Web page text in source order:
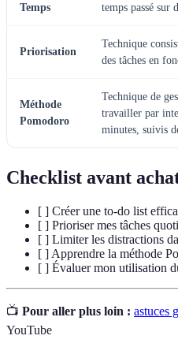
Temps
temps passé sur
Priorisation
Technique
des tâches en
Méthode
Pomodoro
Technique de
travailler par
minutes, suivis
Checklist avant
[ ] Créer une to-do list
[ ] Prioriser mes tâches
[ ] Limiter les distractions
[ ] Apprendre la méthode
[ ] Évaluer mon utilisation
📺 Pour aller plus loin : astuces
YouTube